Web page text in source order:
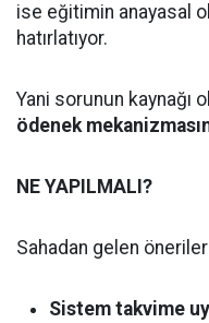
ise eğitimin anayasal
hatırlatıyor.
Yani sorunun kaynağı
ödenek
NE YAPILMALI?
Sahadan gelen öneriler
Sistem takvime